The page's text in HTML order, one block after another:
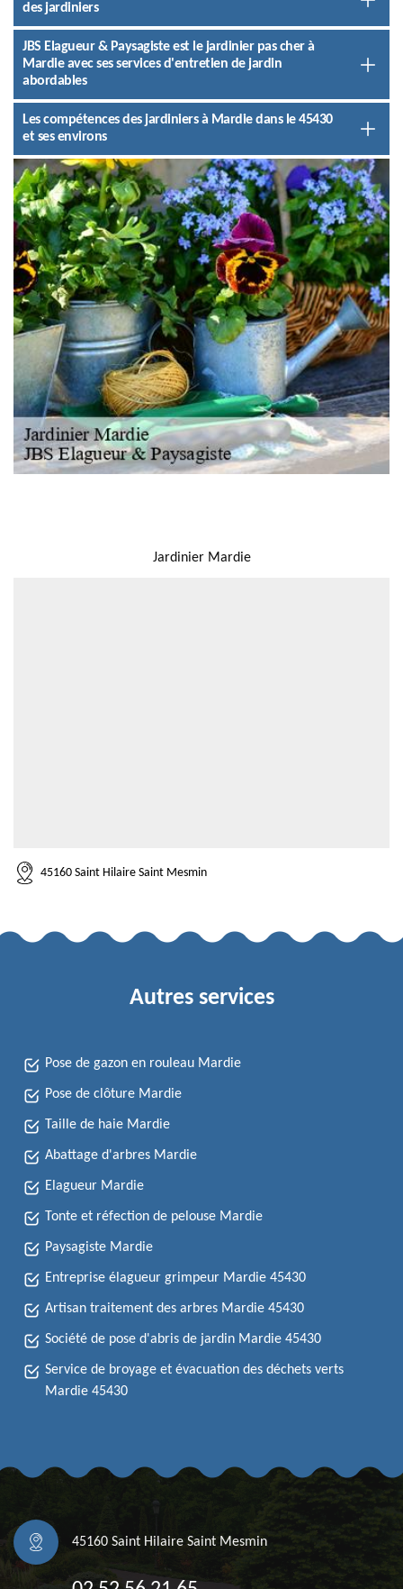
des jardiniers
JBS Elagueur & Paysagiste est le jardinier pas cher à
Mardie avec ses services d'entretien de jardin
abordables
Les compétences des jardiniers à Mardie dans le 45430
et ses environs
Jardinier Mardie
45160 Saint Hilaire Saint Mesmin
Autres services
Pose de gazon en rouleau Mardie
Pose de clôture Mardie
Taille de haie Mardie
Abattage d'arbres Mardie
Elagueur Mardie
Tonte et réfection de pelouse Mardie
Paysagiste Mardie
Entreprise élagueur grimpeur Mardie 45430
Artisan traitement des arbres Mardie 45430
Société de pose d'abris de jardin Mardie 45430
Service de broyage et évacuation des déchets verts
Mardie 45430
45160 Saint Hilaire Saint Mesmin